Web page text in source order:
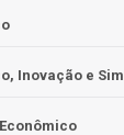
Inovação e